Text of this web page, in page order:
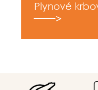
Plynové